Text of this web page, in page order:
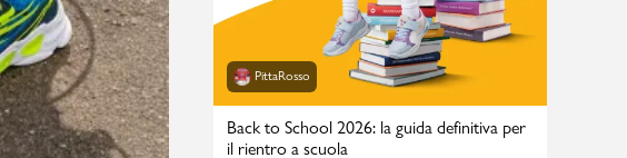
Scopri di più
per il
PittaRosso
Gioco della scarpa al matrimonio e idee
PittaRosso
Back to School 2026: la guida definitiva per
il rientro a scuola